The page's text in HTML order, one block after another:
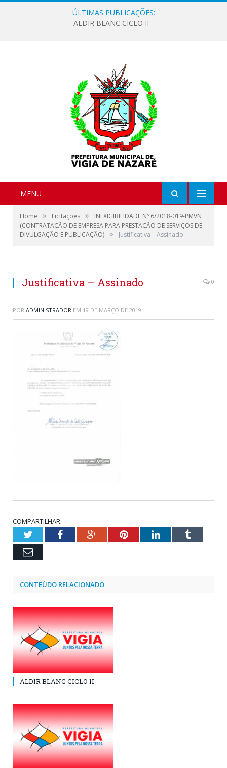
ÚLTIMAS PUBLICAÇÕES:
ALDIR BLANC CICLO II
MENU
Home » Licitações »
INEXIGIBILIDADE Nº 6/2018-019-PMVN
(CONTRATAÇÃO DE EMPRESA PARA PRESTAÇÃO DE SERVIÇOS DE
DIVULGAÇÃO E PUBLICAÇÃO) » Justificativa – Assinado
Justificativa – Assinado 0
POR ADMINISTRADOR EM 19 DE MARÇO DE 2019
COMPARTILHAR:
TwitterFacebookGoogle+PinterestLinkedInTumblr
Email
CONTEÚDO RELACIONADO
ALDIR BLANC CICLO II